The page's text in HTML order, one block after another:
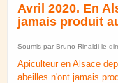
Avril 2020. En
jamais produit
Soumis par Bruno Rinaldi le
Apiculteur en Alsace
abeilles n'ont jamais